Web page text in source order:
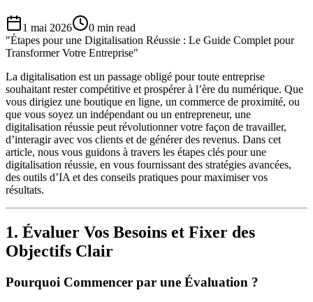
1 mai 2026 0 min read
"Étapes pour une Digitalisation Réussie : Le Guide Complet pour
Transformer Votre Entreprise"
La digitalisation est un passage obligé pour toute entreprise
souhaitant rester compétitive et prospérer à l’ère du numérique. Que
vous dirigiez une boutique en ligne, un commerce de proximité, ou
que vous soyez un indépendant ou un entrepreneur, une
digitalisation réussie peut révolutionner votre façon de travailler,
d’interagir avec vos clients et de générer des revenus. Dans cet
article, nous vous guidons à travers les étapes clés pour une
digitalisation réussie, en vous fournissant des stratégies avancées,
des outils d’IA et des conseils pratiques pour maximiser vos
résultats.
1. Évaluer Vos Besoins et Fixer des
Objectifs Clair
Pourquoi Commencer par une Évaluation ?